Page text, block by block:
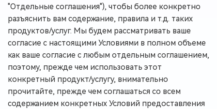
"Отдельные соглашения"), чтобы более конкретно
разъяснить вам содержание, правила и т.д. таких
продуктов/услуг. Мы будем рассматривать ваше
согласие с настоящими Условиями в полном объеме
как ваше согласие с любым отдельным соглашением,
поэтому, прежде чем использовать этот
конкретный продукт/услугу, внимательно
прочитайте, прежде чем соглашаться со всем
содержанием конкретных Условий предоставления